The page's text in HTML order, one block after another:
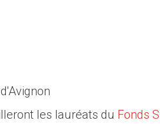
les lauréats du Fonds